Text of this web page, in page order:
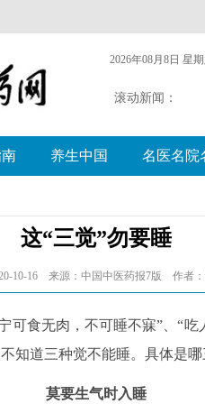
这“三觉”勿要睡
10-16 来源：中国中医药报7版 作者
食无肉，不可睡不寐”、“吃
知道三种觉不能睡。具体是哪
莫要生气时入睡